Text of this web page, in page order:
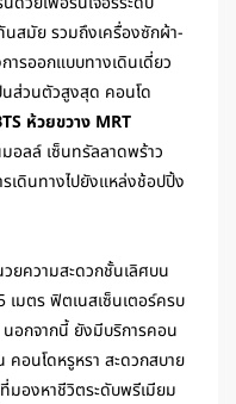
นสมัย รวมถึงเครื่องซักผ้า-
รออกแบบทางเดินเดี่ยว
ส่วนตัวสูงสุด คอนโด
ห้วยขวาง MRT
อลล์ เซ็นทรัลลาดพร้าว
เดินทางไปยังแหล่งช้อปปิ้ง
ยความสะดวกชั้นเลิศบน
มตร ฟิตเนสเซ็นเตอร์ครบ
นอกจากนี้ ยังมีบริการคอน
คอนโดหรูหรา สะดวกสบาย
มองหาชีวิตระดับพรีเมียม